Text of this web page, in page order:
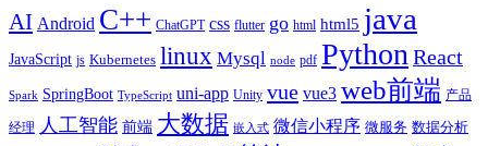
AI Android C++ ChatGPT css flutter go html html5 java
JavaScript js Kubernetes linux Mysql node pdf Python React
Spark SpringBoot TypeScript uni-app Unity vue vue3 web前端 产品
经理 人工智能 前端 大数据 嵌入式 微信小程序 微服务 数据分析